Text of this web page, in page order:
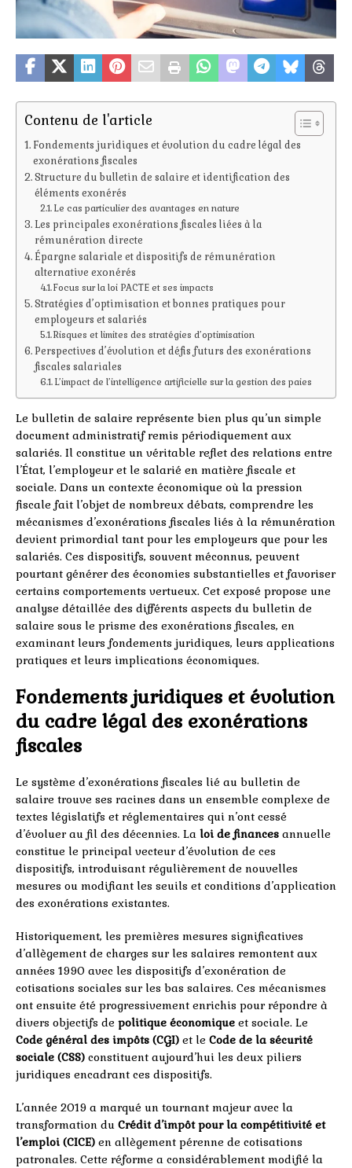
Contenu de l'article
Fondements juridiques et évolution du cadre légal des
exonérations fiscales
Structure du bulletin de salaire et identification des
éléments exonérés
Le cas particulier des avantages en nature
Les principales exonérations fiscales liées à la
rémunération directe
Épargne salariale et dispositifs de rémunération
alternative exonérés
Focus sur la loi PACTE et ses impacts
Stratégies d’optimisation et bonnes pratiques pour
employeurs et salariés
Risques et limites des stratégies d’optimisation
Perspectives d’évolution et défis futurs des exonérations
fiscales salariales
L’impact de l’intelligence artificielle sur la gestion des paies
Le bulletin de salaire représente bien plus qu’un simple
document administratif remis périodiquement aux
salariés. Il constitue un véritable reflet des relations entre
l’État, l’employeur et le salarié en matière fiscale et
sociale. Dans un contexte économique où la pression
fiscale fait l’objet de nombreux débats, comprendre les
mécanismes d’exonérations fiscales liés à la rémunération
devient primordial tant pour les employeurs que pour les
salariés. Ces dispositifs, souvent méconnus, peuvent
pourtant générer des économies substantielles et favoriser
certains comportements vertueux. Cet exposé propose une
analyse détaillée des différents aspects du bulletin de
salaire sous le prisme des exonérations fiscales, en
examinant leurs fondements juridiques, leurs applications
pratiques et leurs implications économiques.
Fondements juridiques et évolution
du cadre légal des exonérations
fiscales
Le système d’exonérations fiscales lié au bulletin de
salaire trouve ses racines dans un ensemble complexe de
textes législatifs et réglementaires qui n’ont cessé
d’évoluer au fil des décennies. La loi de finances annuelle
constitue le principal vecteur d’évolution de ces
dispositifs, introduisant régulièrement de nouvelles
mesures ou modifiant les seuils et conditions d’application
des exonérations existantes.
Historiquement, les premières mesures significatives
d’allègement de charges sur les salaires remontent aux
années 1990 avec les dispositifs d’exonération de
cotisations sociales sur les bas salaires. Ces mécanismes
ont ensuite été progressivement enrichis pour répondre à
divers objectifs de politique économique et sociale. Le
Code général des impôts (CGI) et le Code de la sécurité
sociale (CSS) constituent aujourd’hui les deux piliers
juridiques encadrant ces dispositifs.
L’année 2019 a marqué un tournant majeur avec la
transformation du Crédit d’impôt pour la compétitivité et
l’emploi (CICE) en allègement pérenne de cotisations
patronales. Cette réforme a considérablement modifié la